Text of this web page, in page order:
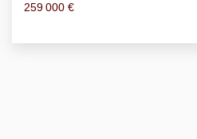
259 000 €